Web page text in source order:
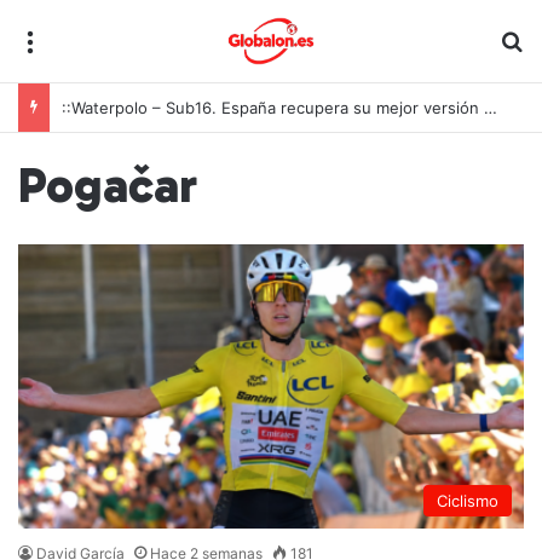
::Waterpolo – Sub16. España recupera su mejor versión y arrolla a Polonia en Zagreb
Pogačar
Ciclismo
David García Hace 2 semanas 181